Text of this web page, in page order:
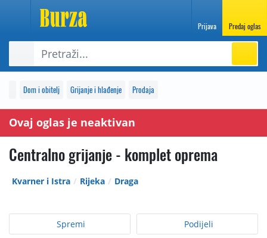
Prijava Predaj oglas
Dom i obitelj Grijanje i hlađenje Prodaja
Ovaj oglas je neaktivan
Centralno grijanje - komplet oprema
Kvarner i Istra Rijeka Draga
Spremi Podijeli